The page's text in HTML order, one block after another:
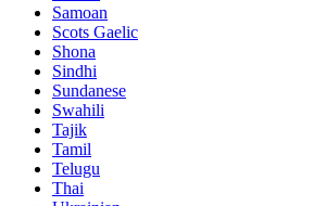
Samoan
Scots Gaelic
Shona
Sindhi
Sundanese
Swahili
Tajik
Tamil
Telugu
Thai